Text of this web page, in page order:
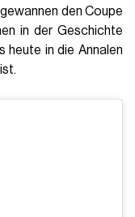
den Coupe
in der Geschichte
heute in die Annalen